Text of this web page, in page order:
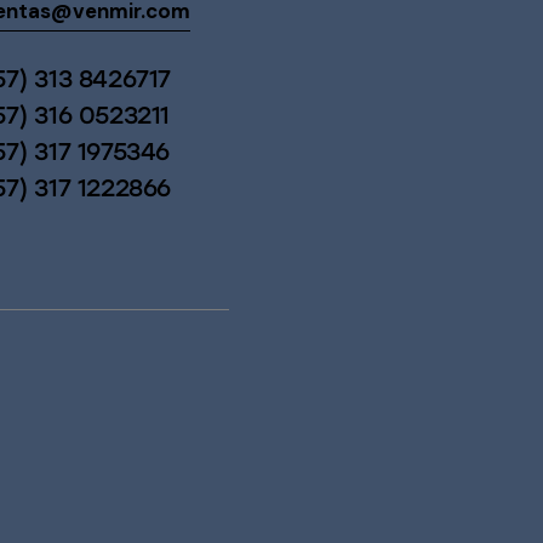
313 8426717
316 0523211
317 1975346
317 1222866